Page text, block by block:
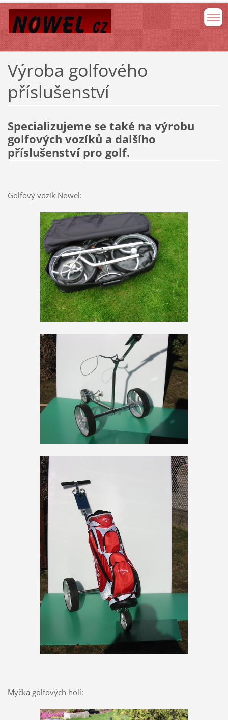
Výroba golfového
příslušenství
Specializujeme se také na výrobu
golfových vozíků a dalšího
příslušenství pro golf.
Golfový vozík Nowel:
Myčka golfových holí: